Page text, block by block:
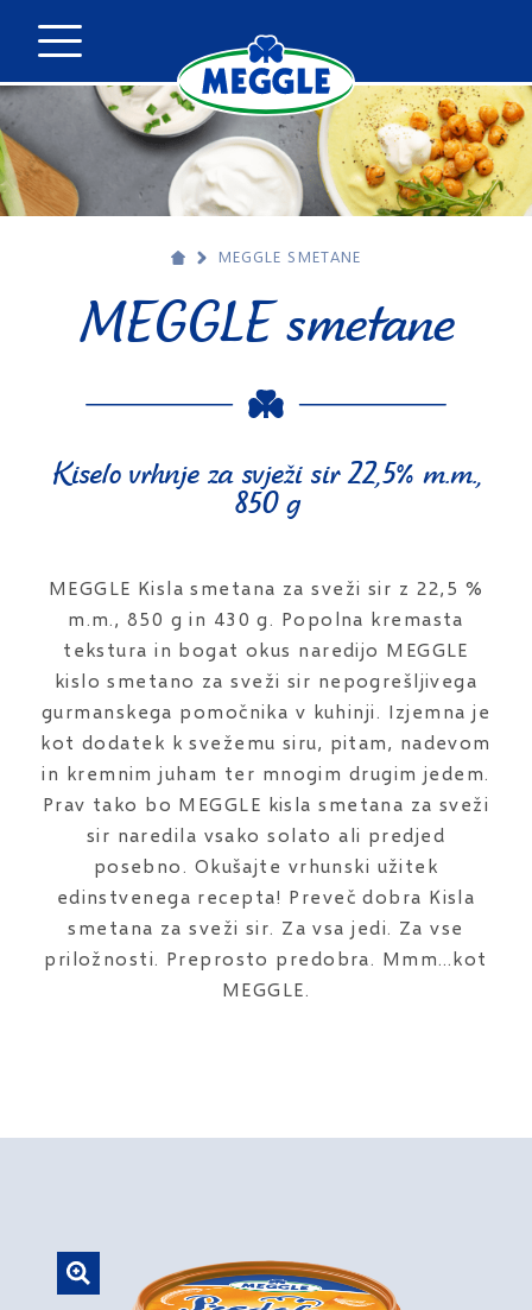
MEGGLE SMETANE
MEGGLE smetane
Kiselo vrhnje za svježi sir 22,5% m.m.,
850 g
MEGGLE Kisla smetana za sveži sir z 22,5 %
m.m., 850 g in 430 g. Popolna kremasta
tekstura in bogat okus naredijo MEGGLE
kislo smetano za sveži sir nepogrešljivega
gurmanskega pomočnika v kuhinji. Izjemna je
kot dodatek k svežemu siru, pitam, nadevom
in kremnim juham ter mnogim drugim jedem.
Prav tako bo MEGGLE kisla smetana za sveži
sir naredila vsako solato ali predjed
posebno. Okušajte vrhunski užitek
edinstvenega recepta! Preveč dobra Kisla
smetana za sveži sir. Za vsa jedi. Za vse
priložnosti. Preprosto predobra. Mmm…kot
MEGGLE.